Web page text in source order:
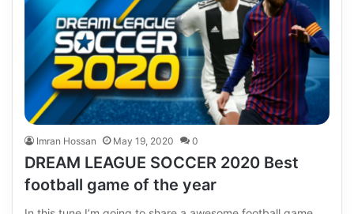
Imran Hossan May 19, 2020 0
DREAM LEAGUE SOCCER 2020 Best
football game of the year